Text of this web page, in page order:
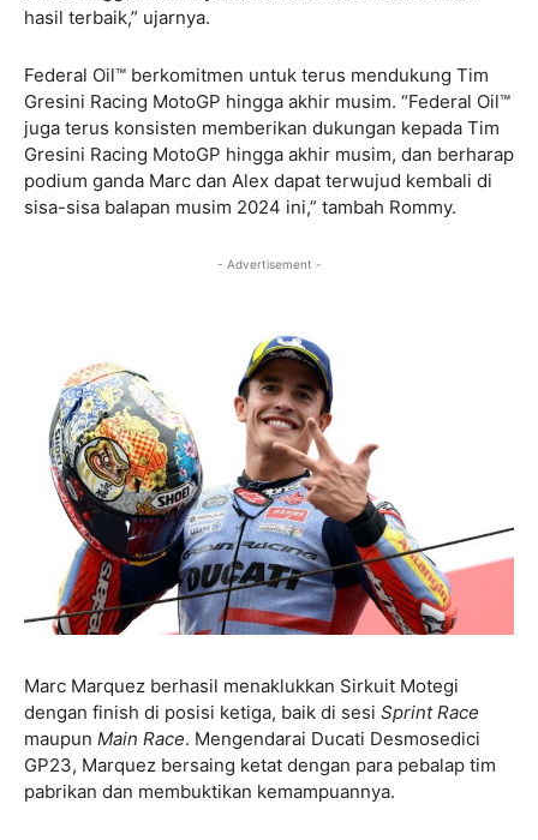
hasil terbaik,” ujarnya.
Federal Oil™ berkomitmen untuk terus mendukung Tim
Gresini Racing MotoGP hingga akhir musim. “Federal Oil™
juga terus konsisten memberikan dukungan kepada Tim
Gresini Racing MotoGP hingga akhir musim, dan berharap
podium ganda Marc dan Alex dapat terwujud kembali di
sisa-sisa balapan musim 2024 ini,” tambah Rommy.
- Advertisement -
Marc Marquez berhasil menaklukkan Sirkuit Motegi
dengan finish di posisi ketiga, baik di sesi Sprint Race
maupun Main Race. Mengendarai Ducati Desmosedici
GP23, Marquez bersaing ketat dengan para pebalap tim
pabrikan dan membuktikan kemampuannya.